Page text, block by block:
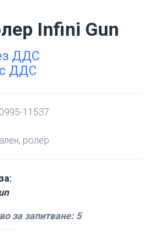
Infini Gun
ДДС
ДДС
11537
, ролер
за запитване: 5